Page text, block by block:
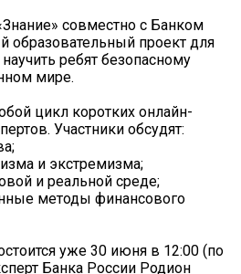
совместно с Банком
образовательный проект для
ребят безопасному
мире.
цикл коротких онлайн-
Участники обсудят:
и экстремизма;
и реальной среде;
методы финансового
уже 30 июня в 12:00 (по
Банка России Родион